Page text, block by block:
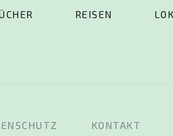
REISEN
KONTAKT